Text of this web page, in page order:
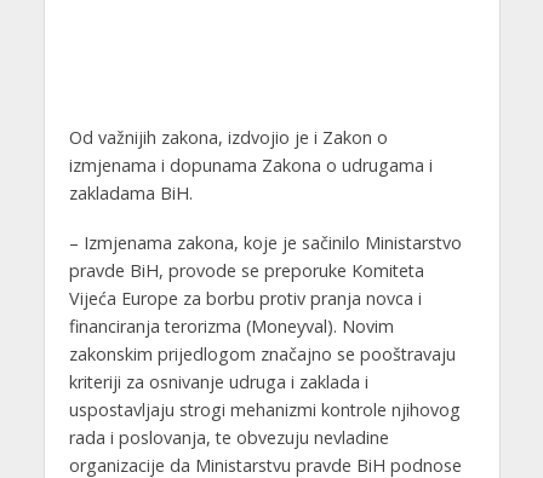
Od važnijih zakona, izdvojio je i Zakon o
izmjenama i dopunama Zakona o udrugama i
zakladama BiH.
– Izmjenama zakona, koje je sačinilo Ministarstvo
pravde BiH, provode se preporuke Komiteta
Vijeća Europe za borbu protiv pranja novca i
financiranja terorizma (Moneyval). Novim
zakonskim prijedlogom značajno se pooštravaju
kriteriji za osnivanje udruga i zaklada i
uspostavljaju strogi mehanizmi kontrole njihovog
rada i poslovanja, te obvezuju nevladine
organizacije da Ministarstvu pravde BiH podnose